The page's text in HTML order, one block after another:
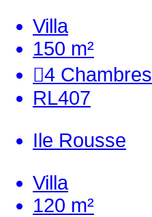
Villa
150 m²
4 Chambres
RL407
Ile Rousse
Villa
120 m²